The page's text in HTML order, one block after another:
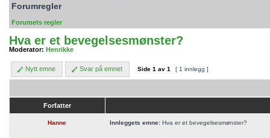
Forumregler
Forumets regler
Hva er et bevegelsesmønster?
Moderator: Henrikke
Nytt emne Svar på emnet Side 1 av 1 [ 1 innlegg ]
Forfatter
Hanne Innleggets emne: Hva er et bevegelsesmønster?